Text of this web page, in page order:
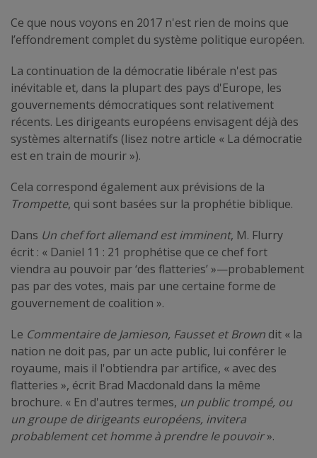
Ce que nous voyons en 2017 n'est rien de moins que
l’effondrement complet du système politique européen.
La continuation de la démocratie libérale n'est pas
inévitable et, dans la plupart des pays d'Europe, les
gouvernements démocratiques sont relativement
récents. Les dirigeants européens envisagent déjà des
systèmes alternatifs (lisez notre article « La démocratie
est en train de mourir »).
Cela correspond également aux prévisions de la
Trompette, qui sont basées sur la prophétie biblique.
Dans Un chef fort allemand est imminent, M. Flurry
écrit : « Daniel 11 : 21 prophétise que ce chef fort
viendra au pouvoir par ‘des flatteries’ »—probablement
pas par des votes, mais par une certaine forme de
gouvernement de coalition ».
Le Commentaire de Jamieson, Fausset et Brown dit « la
nation ne doit pas, par un acte public, lui conférer le
royaume, mais il l'obtiendra par artifice, « avec des
flatteries », écrit Brad Macdonald dans la même
brochure. « En d'autres termes, un public trompé, ou
un groupe de dirigeants européens, invitera
probablement cet homme à prendre le pouvoir».